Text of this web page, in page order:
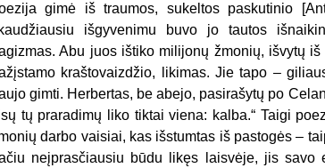
gimė iš traumos, sukeltos paskutinio
išgyvenimu buvo jo tautos
Abu juos ištiko milijonų žmonių, išvytų
kraštovaizdžio, likimas. Jie tapo –
gimti. Herbertas, be abejo, pasirašytų po
tų praradimų liko tiktai viena: kalba.“ Taigi
darbo vaisiai, kas išstumtas iš pastogės –
neįprasčiausiu būdu likęs laisvėje, jis